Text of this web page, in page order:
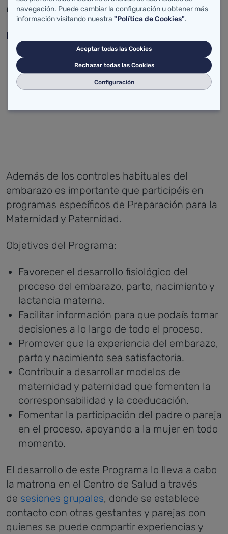
diagnóstica(Amniocentesis).
Prepararse para la Maternidad y Paternidad
Además de los controles habituales del
embarazo es importante que participéis en
programas específicos de Preparación para la
Maternidad y Paternidad.
Objetivos del Programa:
Favorecer el desarrollo fisiológico del
proceso del embarazo, parto, nacimiento y
lactancia materna.
Facilitar información para que podaís tomar
decisiones a lo largo de todo el proceso.
Promover que la experiencia del embarazo,
parto y nacimiento sea satisfactoria.
Contribuir a desarrollar modelos de
maternidad y paternidad que fomenten la
corresponsabilidad y la coeducación.
Fomentar la participación del padre o pareja
en el proceso, apoyando a la mujer en todo
momento.
El desarrollo de este Programa lo lleva a cabo
la matrona en el Centro de Salud a través
de sesiones grupales, donde se establece
contacto con otras gestantes y parejas con
quienes se puede compartir experiencias y
navegación. Puede cambiar la configuración u obtener más
información visitando nuestra "Política de Cookies".
Aceptar todas las Cookies
Rechazar todas las Cookies
Configuración